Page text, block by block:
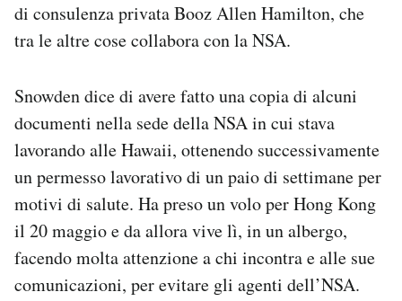
di consulenza privata Booz Allen Hamilton, che
tra le altre cose collabora con la NSA.
Snowden dice di avere fatto una copia di alcuni
documenti nella sede della NSA in cui stava
lavorando alle Hawaii, ottenendo successivamente
un permesso lavorativo di un paio di settimane per
motivi di salute. Ha preso un volo per Hong Kong
il 20 maggio e da allora vive lì, in un albergo,
facendo molta attenzione a chi incontra e alle sue
comunicazioni, per evitare gli agenti dell’NSA.